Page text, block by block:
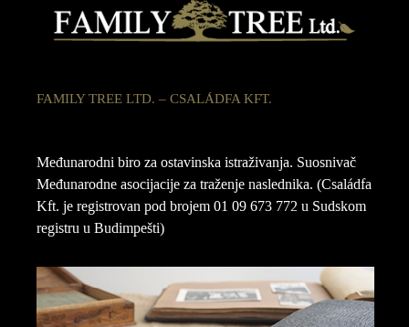
FAMILY TREE LTD. – CSALÁDFA KFT.
Međunarodni biro za ostavinska istraživanja. Suosnivač
Međunarodne asocijacije za traženje naslednika. (Családfa
Kft. je registrovan pod brojem 01 09 673 772 u Sudskom
registru u Budimpešti)